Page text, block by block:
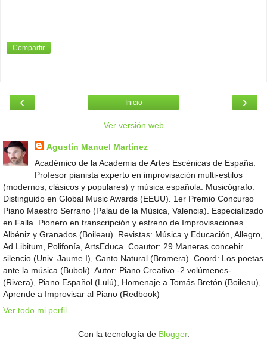
Compartir
‹ ›
Inicio
Ver versión web
Agustín Manuel Martínez
Académico de la Academia de Artes Escénicas de España.
Profesor pianista experto en improvisación multi-estilos
(modernos, clásicos y populares) y música española. Musicógrafo.
Distinguido en Global Music Awards (EEUU). 1er Premio Concurso
Piano Maestro Serrano (Palau de la Música, Valencia). Especializado
en Falla. Pionero en transcripción y estreno de Improvisaciones
Albéniz y Granados (Boileau). Revistas: Música y Educación, Allegro,
Ad Libitum, Polifonía, ArtsEduca. Coautor: 29 Maneras concebir
silencio (Univ. Jaume I), Canto Natural (Bromera). Coord: Los poetas
ante la música (Bubok). Autor: Piano Creativo -2 volúmenes-
(Rivera), Piano Español (Lulú), Homenaje a Tomás Bretón (Boileau),
Aprende a Improvisar al Piano (Redbook)
Ver todo mi perfil
Con la tecnología de Blogger.